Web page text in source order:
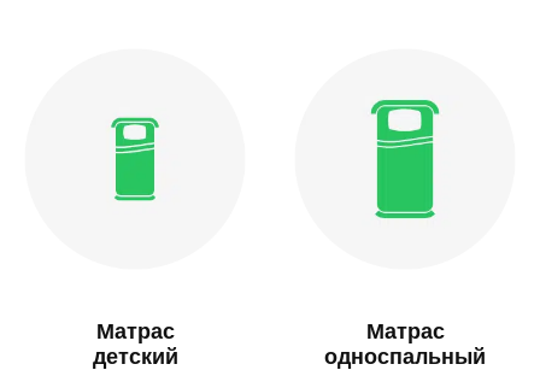
Матрас
детский
Матрас
односпальный